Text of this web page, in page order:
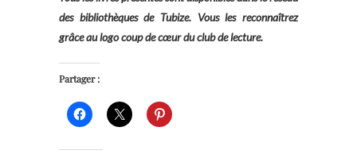
des bibliothèques de Tubize. Vous les reconnaîtrez
grâce au logo coup de cœur du club de lecture.
Partager :